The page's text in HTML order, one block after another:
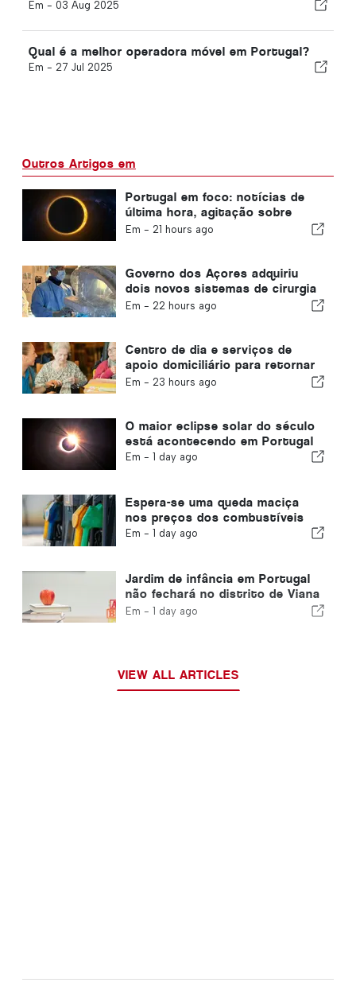
Em - 03 Aug 2025
Qual é a melhor operadora móvel em Portugal?
Em - 27 Jul 2025
Outros Artigos em
Portugal em foco: notícias de
última hora, agitação sobre
viagens e as principais notícias
Em - 21 hours ago
Governo dos Açores adquiriu
dois novos sistemas de cirurgia
robótica
Em - 22 hours ago
Centro de dia e serviços de
apoio domiciliário para retornar
ao município de Portugal
Em - 23 hours ago
O maior eclipse solar do século
está acontecendo em Portugal
Em - 1 day ago
Espera-se uma queda maciça
nos preços dos combustíveis
Em - 1 day ago
Jardim de infância em Portugal
não fechará no distrito de Viana
do Castelo
Em - 1 day ago
VIEW ALL ARTICLES